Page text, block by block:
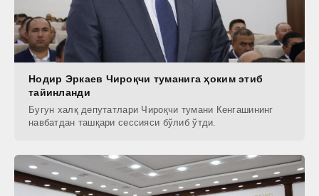
Нодир Эркаев Чироқчи туманига ҳоким этиб
тайинланди
Бугун халқ депутатлари Чироқчи тумани Кенгашининг
навбатдан ташқари сессияси бўлиб ўтди.